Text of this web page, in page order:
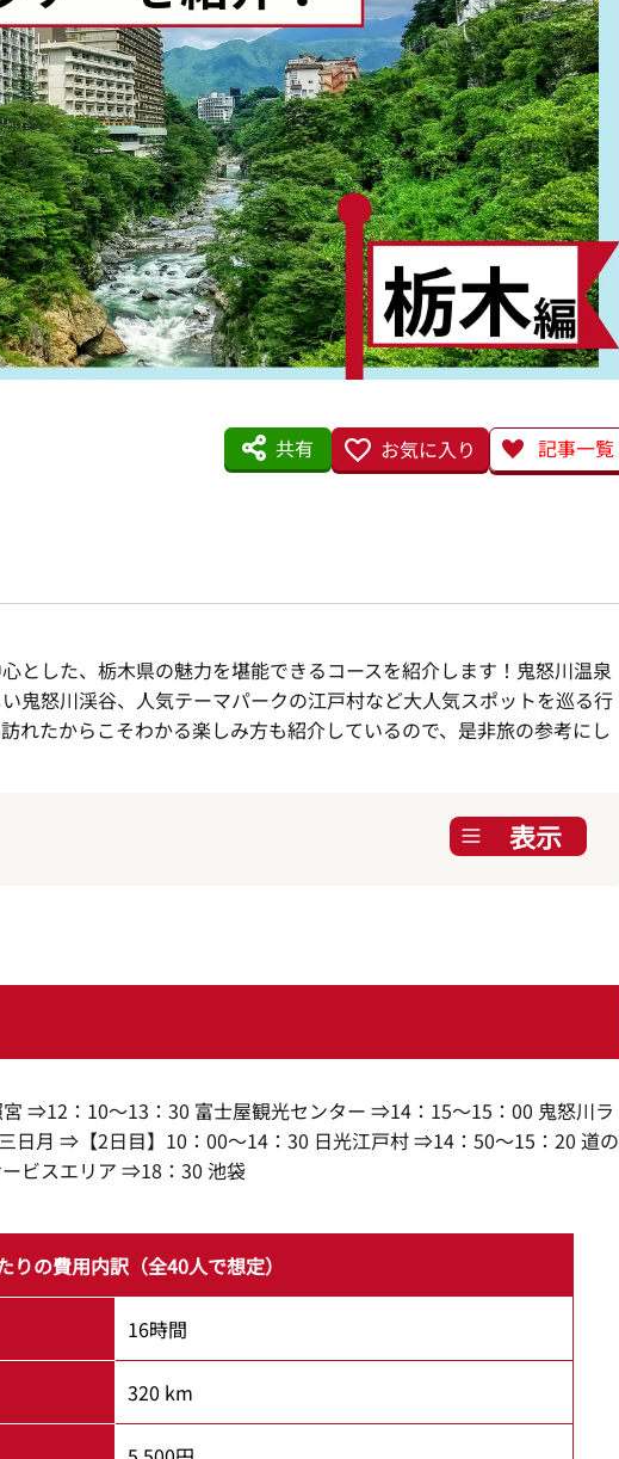
共有 お気に入り 記事一覧
とした、栃木県の魅力を堪能できるコースを紹介します！鬼怒川温泉
鬼怒川渓谷、人気テーマパークの江戸村など大人気スポットを巡る行
れたからこそわかる楽しみ方も紹介しているので、是非旅の参考にし
表示
⇒12：10～13：30 富士屋観光センター ⇒14：15～15：00 鬼怒川ラ
日月 ⇒【2日目】10：00～14：30 日光江戸村 ⇒14：50～15：20 道の
ビスエリア ⇒18：30 池袋
りの費用内訳（全40人で想定）
16時間
320 km